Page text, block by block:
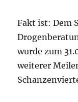
Fakt ist: Dem
wurde zum
weiterer